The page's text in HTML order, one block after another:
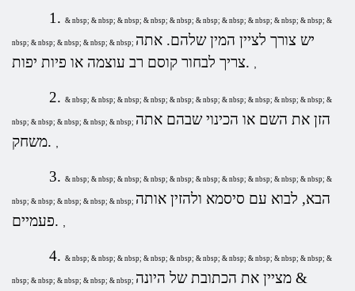
1.& nbsp; & nbsp; & nbsp; & nbsp; & nbsp; & nbsp; & nbsp; & nbsp; & nbsp; & nbsp; &
nbsp; & nbsp; & nbsp; & nbsp; & nbsp; יש צורך לציין המין שלהם. אתה
צריך לבחור קוסם רב עוצמה או פיות יפות.
2.& nbsp; & nbsp; & nbsp; & nbsp; & nbsp; & nbsp; & nbsp; & nbsp; & nbsp; & nbsp; &
nbsp; & nbsp; & nbsp; & nbsp; & nbsp; הזן את השם או הכינוי שבהם אתה
משחק.
3.& nbsp; & nbsp; & nbsp; & nbsp; & nbsp; & nbsp; & nbsp; & nbsp; & nbsp; & nbsp; &
nbsp; & nbsp; & nbsp; & nbsp; & nbsp; הבא, לבוא עם סיסמא ולהזין אותה
פעמיים.
4.& nbsp; & nbsp; & nbsp; & nbsp; & nbsp; & nbsp; & nbsp; & nbsp; & nbsp; & nbsp; &
nbsp; & nbsp; & nbsp; & nbsp; & nbsp; מציין את הכתובת של היונה &